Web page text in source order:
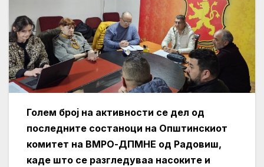
Голем број на активности се дел од
последните состаноци на Општинскиот
комитет на ВМРО-ДПМНЕ од Радовиш,
каде што се разгледуваа насоките и